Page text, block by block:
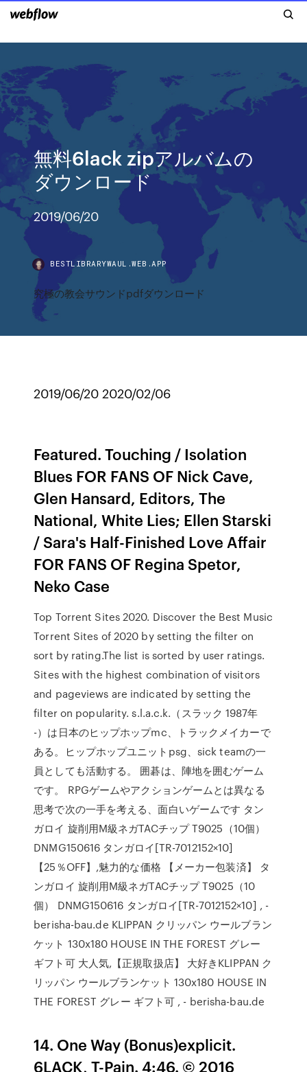
無料6lack zipアルバムの
ダウンロード
2019/06/20
BESTLIBRARYWAUL.WEB.APP
究極の教会サウンドpdfダウンロード
2019/06/20 2020/02/06
Featured. Touching / Isolation
Blues FOR FANS OF Nick Cave,
Glen Hansard, Editors, The
National, White Lies; Ellen Starski
/ Sara's Half-Finished Love Affair
FOR FANS OF Regina Spetor,
Neko Case
Top Torrent Sites 2020. Discover the Best Music
Torrent Sites of 2020 by setting the filter on
sort by rating.The list is sorted by user ratings.
Sites with the highest combination of visitors
and pageviews are indicated by setting the
filter on popularity. s.l.a.c.k.（スラック 1987年
-）は日本のヒップホップmc、トラックメイカーで
ある。ヒップホップユニットpsg、sick teamの一
員としても活動する。 囲碁は、陣地を囲むゲーム
です。 RPGゲームやアクションゲームとは異なる
思考で次の一手を考える、面白いゲームです タン
ガロイ 旋削用M級ネガTACチップ T9025（10個）
DNMG150616 タンガロイ[TR-7012152×10]
【25％OFF】,魅力的な価格 【メーカー包装済】 タ
ンガロイ 旋削用M級ネガTACチップ T9025（10
個） DNMG150616 タンガロイ[TR-7012152×10] , -
berisha-bau.de KLIPPAN クリッパン ウールブラン
ケット 130x180 HOUSE IN THE FOREST グレー
ギフト可 大人気,【正規取扱店】 大好きKLIPPAN ク
リッパン ウールブランケット 130x180 HOUSE IN
THE FOREST グレー ギフト可 , - berisha-bau.de
14. One Way (Bonus)explicit.
6LACK, T-Pain. 4:46. © 2016